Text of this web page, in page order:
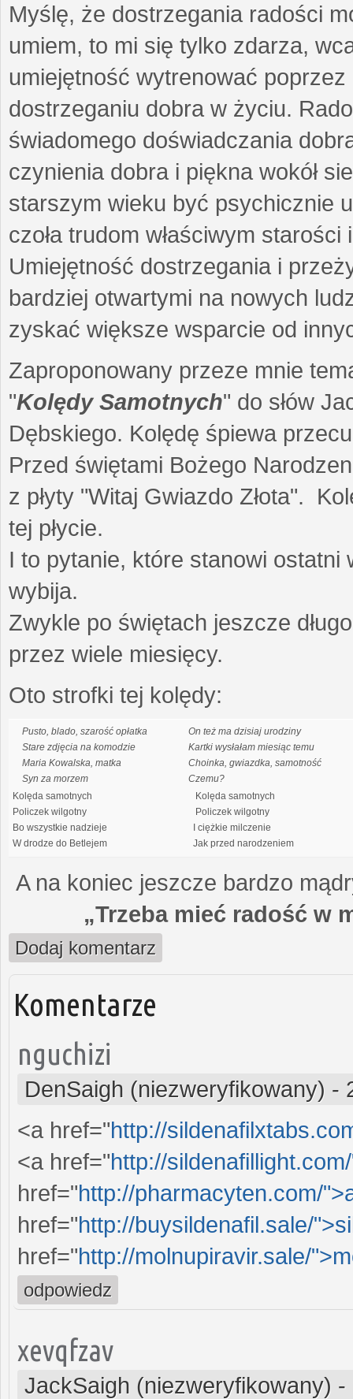
Myślę, że dostrzegania radości
umiem, to mi się tylko zdarza,
umiejętność wytrenować
dostrzeganiu dobra w życiu.
świadomego doświadczania
czynienia dobra i piękna wokół
starszym wieku być psychicznie
czoła trudom właściwym
Umiejętność dostrzegania i
bardziej otwartymi na nowych
zyskać większe wsparcie od
Zaproponowany przeze mnie
"Kolędy Samotnych" do słów
Dębskiego. Kolędę śpiewa
Przed świętami Bożego
z płyty "Witaj Gwiazdo Złota".
tej płycie.
I to pytanie, które stanowi
wybija.
Zwykle po świętach jeszcze
przez wiele miesięcy.
Oto strofki tej kolędy:
Pusto, blado, szarość opłatka
Stare zdjęcia na komodzie
Maria Kowalska, matka
Syn za morzem
Kolęda samotnych
Policzek wilgotny
Bo wszystkie nadzieje
W drodze do Betlejem
On też ma dzisiaj urodziny
Kartki wysłałam miesiąc temu
Choinka, gwiazdka, samotność
Czemu?
Kolęda samotnych
Policzek wilgotny
I ciężkie milczenie
Jak przed narodzeniem
A na koniec jeszcze bardzo
„Trzeba mieć radość w
Dodaj komentarz
Komentarze
nguchizi
DenSaigh (niezweryfikowany) -
<a href="http://
<a href="http://
href="http://pharmacyten.com/
href="http://buysildenafil.sale/
href="http://molnupiravir.sale/
odpowiedz
xevqfzav
JackSaigh (niezweryfikowany) -